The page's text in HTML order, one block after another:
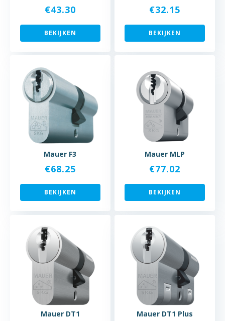
€43.30
BEKIJKEN
€32.15
BEKIJKEN
Mauer F3
€68.25
BEKIJKEN
Mauer MLP
€77.02
BEKIJKEN
Mauer DT1 Mauer DT1 Plus